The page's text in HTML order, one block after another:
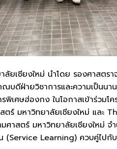
ยเชียงใหม่ นำโดย รองศาส
ดีฝ่ายวิชาการและความเป็นน
เศษฮ่องกง ในโอกาสเข้าร่ว
ตร์ มหาวิทยาลัยเชียงใหม่ และ
สตร์ มหาวิทยาลัยเชียงใหม่ จ
(Service Learning) ควบคู่ไป